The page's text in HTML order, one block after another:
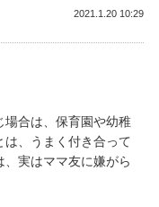
2021.1.20 10:29
合は、保育園や幼稚
、うまく付き合って
実はママ友に嫌がら